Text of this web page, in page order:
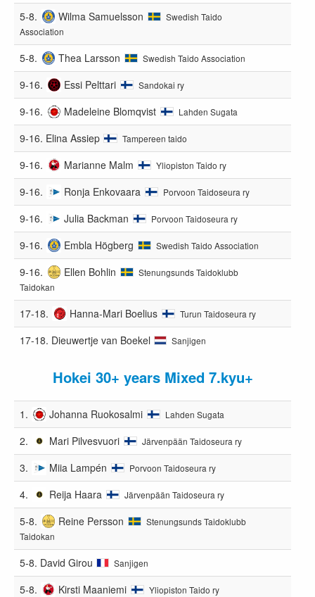
5-8. Wilma Samuelsson
Swedish Taido
Association
5-8. Thea Larsson Swedish Taido Association
9-16. Essi Pelttari Sandokai ry
9-16. Madeleine Blomqvist Lahden Sugata
9-16. Elina Assiep Tampereen taido
9-16. Marianne Malm Yliopiston Taido ry
9-16. Ronja Enkovaara Porvoon Taidoseura ry
9-16. Julia Backman Porvoon Taidoseura ry
9-16. Embla Högberg Swedish Taido Association
9-16. Ellen Bohlin
Stenungsunds Taidoklubb
Taidokan
17-18. Hanna-Mari Boelius Turun Taidoseura ry
17-18. Dieuwertje van Boekel Sanjigen
Hokei 30+ years Mixed 7.kyu+
1. Johanna Ruokosalmi Lahden Sugata
2. Mari Pilvesvuori Järvenpään Taidoseura ry
3. Miia Lampén Porvoon Taidoseura ry
4. Reija Haara Järvenpään Taidoseura ry
5-8. Reine Persson
Stenungsunds Taidoklubb
Taidokan
5-8. David Girou Sanjigen
5-8. Kirsti Maaniemi Yliopiston Taido ry